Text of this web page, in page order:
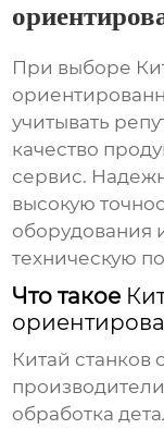
При выборе
учитывать
качество
сервис.
высокую
оборудования
техническую
Что такое
Китай
производители
обработка